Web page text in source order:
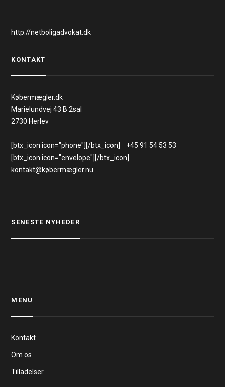
http://netboligadvokat.dk
KONTAKT
Købermægler.dk
Marielundvej 43 B 2sal
2730 Herlev
[btx_icon icon="phone"][/btx_icon] +45 91 54 53 53
[btx_icon icon="envelope"][/btx_icon]
kontakt@købermægler.nu
SENESTE NYHEDER
MENU
Kontakt
Om os
Tilladelser